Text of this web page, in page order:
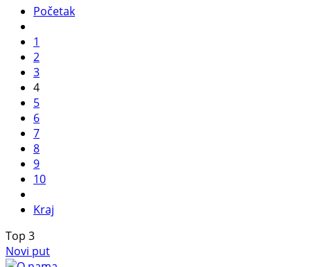
Početak
1
2
3
4
5
6
7
8
9
10
Kraj
Top 3
Novi put